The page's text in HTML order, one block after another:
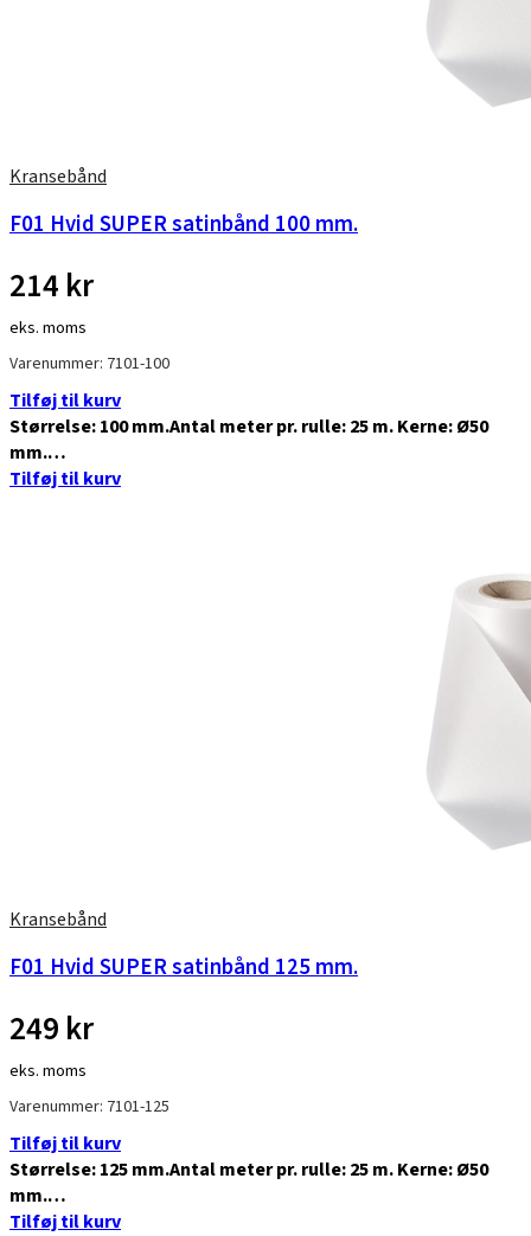
Kransebånd
F01 Hvid SUPER satinbånd 100 mm.
214 kr
eks. moms
Varenummer: 7101-100
Tilføj til kurv
Størrelse: 100 mm.Antal meter pr. rulle: 25 m. Kerne: Ø50
mm.…
Tilføj til kurv
Kransebånd
F01 Hvid SUPER satinbånd 125 mm.
249 kr
eks. moms
Varenummer: 7101-125
Tilføj til kurv
Størrelse: 125 mm.Antal meter pr. rulle: 25 m. Kerne: Ø50
mm.…
Tilføj til kurv